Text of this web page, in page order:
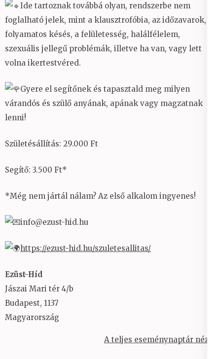
Ide tartoznak továbbá olyan, rendszerbe nem
foglalható jelek, mint a klausztrofóbia, az időzavarok, a
folyamatos késés, a felületesség, halálfélelem,
szexuális jellegű problémák, illetve ha van, vagy lett
volna ikertestvéred.
Gyere el segítőnek és tapasztald meg milyen
várandós és szülő anyának, apának vagy magzatnak
lenni!
Születésállítás: 29.000 Ft
Segítő: 3.500 Ft*
*Még nem jártál nálam? Az első alkalom ingyenes!
info@ezust-hid.hu
https://ezust-hid.hu/szuletesallitas/
Ezüst-Híd
Jászai Mari tér 4/b
Budapest, 1137
Magyarország
A teljes eseménynaptár nézet